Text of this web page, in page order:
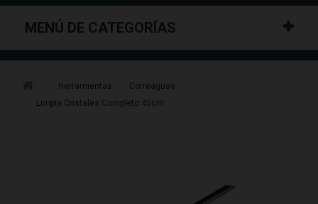
MENÚ DE CATEGORÍAS
Herramientas
Correaguas
Limpia Cristales Completo 45cm